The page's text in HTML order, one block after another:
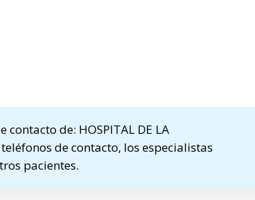
de: HOSPITAL DE LA
de contacto, los especialistas
pacientes.